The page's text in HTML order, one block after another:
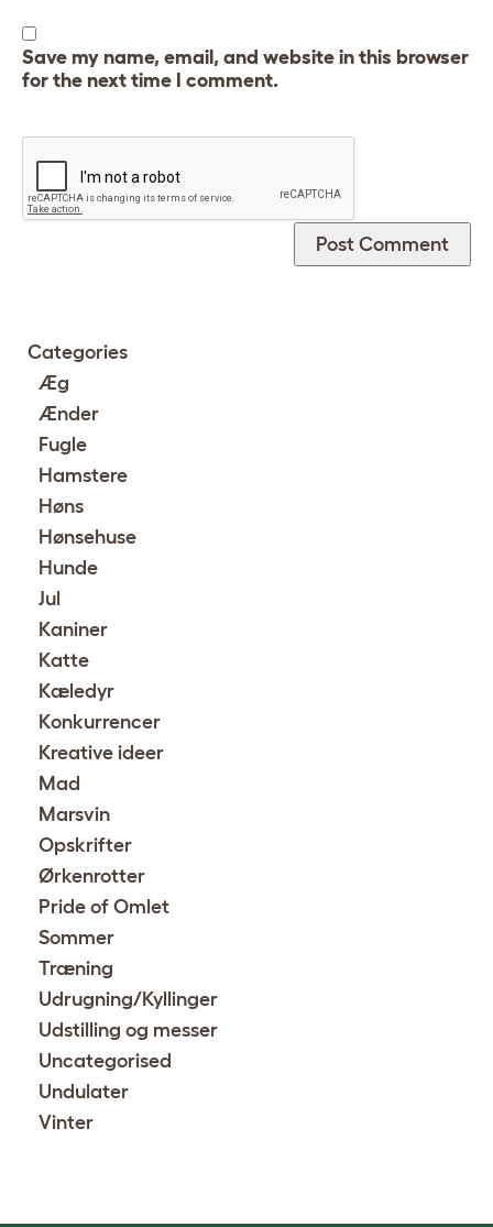
Save my name, email, and website in this browser
for the next time I comment.
Categories
Æg
Ænder
Fugle
Hamstere
Høns
Hønsehuse
Hunde
Jul
Kaniner
Katte
Kæledyr
Konkurrencer
Kreative ideer
Mad
Marsvin
Opskrifter
Ørkenrotter
Pride of Omlet
Sommer
Træning
Udrugning/Kyllinger
Udstilling og messer
Uncategorised
Undulater
Vinter